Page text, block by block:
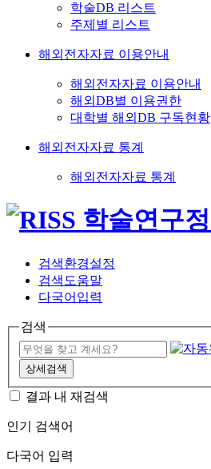
학술DB 리스트
주제별 리스트
해외전자자료 이용안내
해외전자자료 이용안내
해외DB별 이용권한
대학별 해외DB 구독현황
해외전자자료 통계
해외전자자료 통계
검색환경설정
검색도움말
다국어입력
검색
상세검색
결과 내 재검색
인기 검색어
다국어 입력